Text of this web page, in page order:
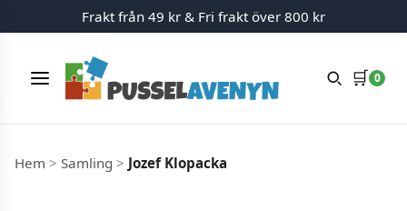
Hoppa till innehåll
Frakt från 49 kr & Fri frakt över 800 kr
Meny 🛒 0
Hem > Samling > Jozef Klopacka